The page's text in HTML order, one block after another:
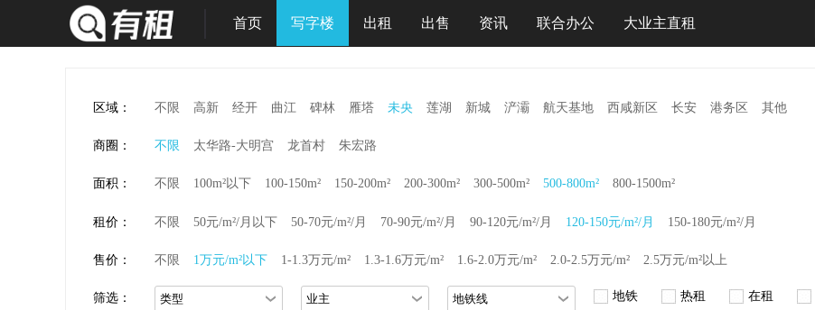
首页 写字楼 出租 出售 资讯 联合办公 大业主直租
区域： 不限 高新 经开 曲江 碑林 雁塔 未央 莲湖 新城 浐灞 航天基地 西咸新区 长安 港务区 其他
商圈： 不限 太华路-大明宫 龙首村 朱宏路
面积： 不限 100m²以下 100-150m² 150-200m² 200-300m² 300-500m² 500-800m² 800-1500m²
租价： 不限 50元/m²/月以下 50-70元/m²/月 70-90元/m²/月 90-120元/m²/月 120-150元/m²/月 150-180元/m²/月
售价： 不限 1万元/m²以下 1-1.3万元/m² 1.3-1.6万元/m² 1.6-2.0万元/m² 2.0-2.5万元/m² 2.5万元/m²以上
筛选： 地铁 热租 在租